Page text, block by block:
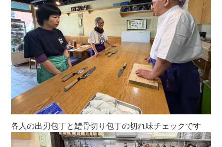
各人の出刃包丁と鱧骨切り包丁の切れ味チェックです